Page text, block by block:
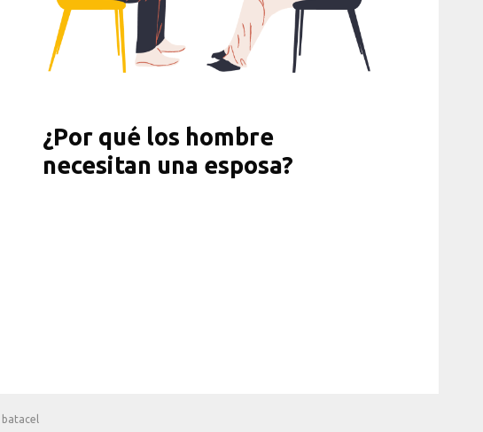
¿Por qué los hombre
necesitan una esposa?
batacel